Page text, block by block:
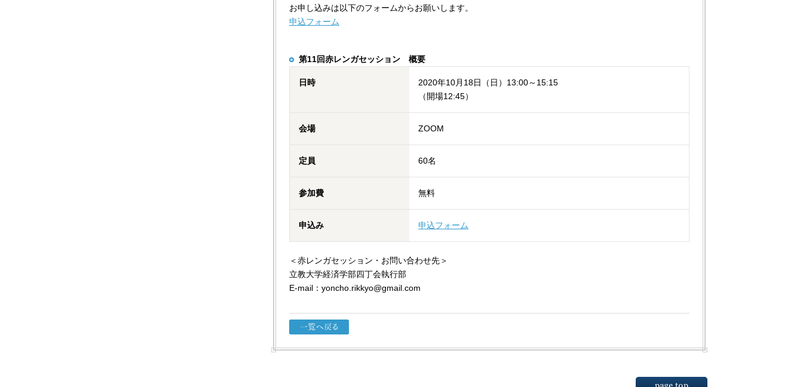
お申し込みは以下のフォームからお願いします。
申込フォーム
第11回赤レンガセッション 概要
日時
2020年10月18日（日）13:00～15:15
（開場12:45）
会場 ZOOM
定員 60名
参加費 無料
申込み 申込フォーム
＜赤レンガセッション・お問い合わせ先＞
立教大学経済学部四丁会執行部
E-mail：yoncho.rikkyo@gmail.com